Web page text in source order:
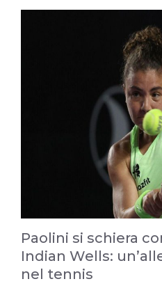
Paolini si schiera
Indian Wells:
nel tennis